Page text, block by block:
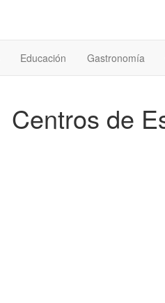
Educación Gastronomía
Centros de